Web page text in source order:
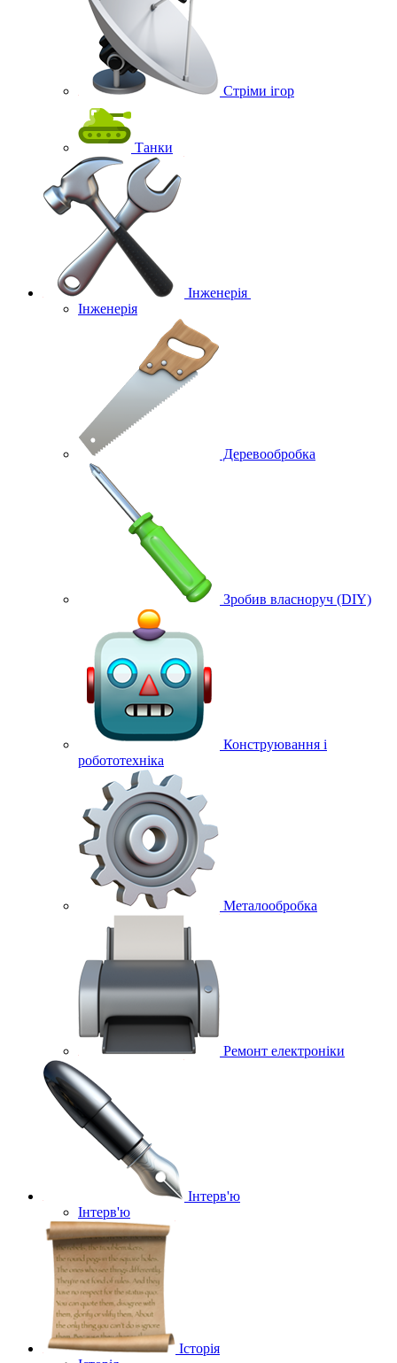
Стріми ігор
Танки
Інженерія
Інженерія
Деревообробка
Зробив власноруч (DIY)
Конструювання і
робототехніка
Металообробка
Ремонт електроніки
Інтерв'ю
Інтерв'ю
Історія